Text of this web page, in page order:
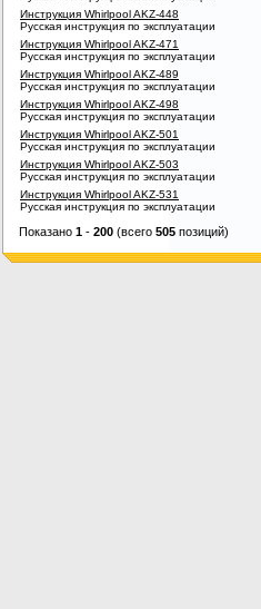
Инструкция Whirlpool AKZ-448
Русская инструкция по эксплуатации
Инструкция Whirlpool AKZ-471
Русская инструкция по эксплуатации
Инструкция Whirlpool AKZ-489
Русская инструкция по эксплуатации
Инструкция Whirlpool AKZ-498
Русская инструкция по эксплуатации
Инструкция Whirlpool AKZ-501
Русская инструкция по эксплуатации
Инструкция Whirlpool AKZ-503
Русская инструкция по эксплуатации
Инструкция Whirlpool AKZ-531
Русская инструкция по эксплуатации
Показано 1 - 200 (всего 505 позиций)